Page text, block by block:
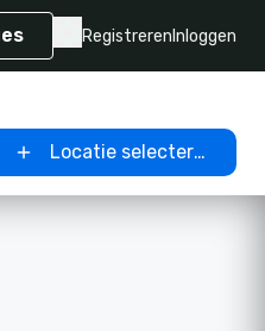
Registreren Inloggen
Locatie selecteren